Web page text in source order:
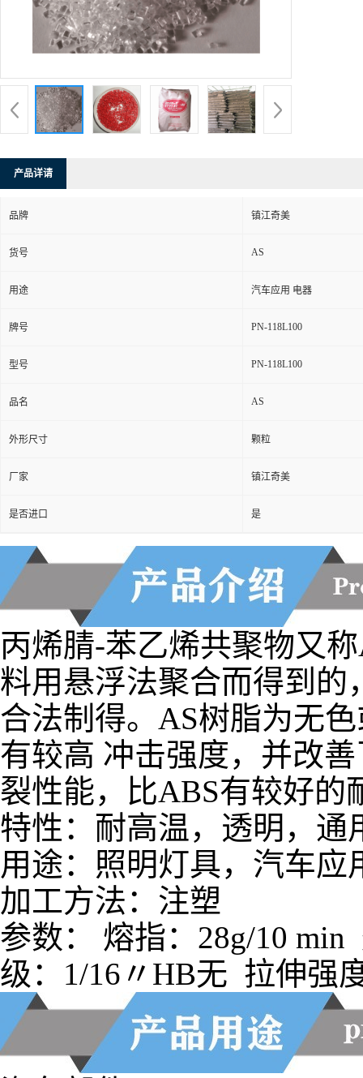
货号 AS
用途 汽车应用 电器
牌号 PN-118L100
型号 PN-118L100
品名 AS
外形尺寸 颗粒
厂家 镇江奇美
是否进口 是
丙烯腈-苯乙烯共聚物又
料用悬浮法聚合而得到
合法制得。AS树脂为无
有较高 冲击强度，并改
裂性能，比ABS有较好
特性：耐高温，透明，通
用途：照明灯具，汽车应
加工方法：注塑
参数： 熔指：28g/10
级：1/16〃HB无 拉伸强
汽车部件